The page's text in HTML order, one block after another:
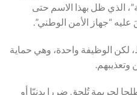
الذي ظل بهذا الاسم حتى
لكن الوظيفة واحدة، وهي حماية
لجريمة تُلحق ضررا بدنيّا أو